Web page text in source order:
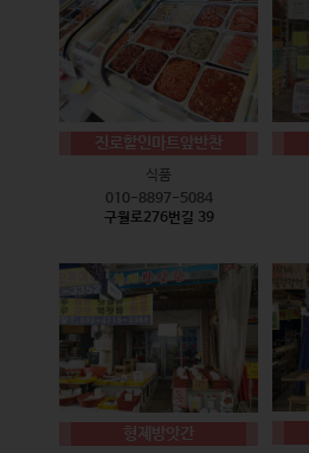
진로할인마트앞반찬
식품
010-8897-5084
구월로276번길 39
형제방앗간